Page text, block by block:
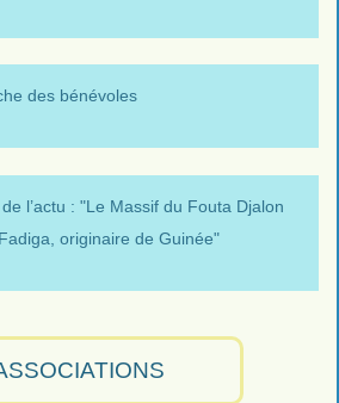
des bénévoles
l’actu : "Le Massif du Fouta Djalon
originaire de Guinée"